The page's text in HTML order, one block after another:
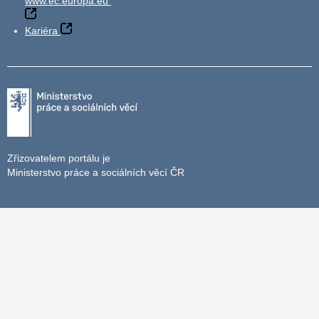
Kariéra
Zřizovatelem portálu je
Ministerstvo práce a sociálních věcí ČR